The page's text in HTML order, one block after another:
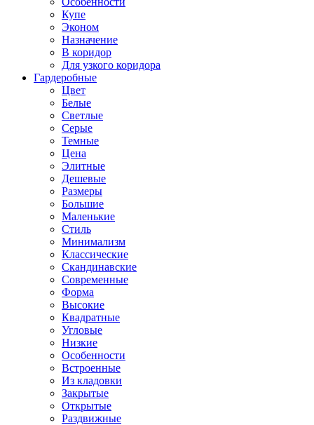
Купе
Эконом
Назначение
В коридор
Для узкого коридора
Гардеробные
Цвет
Белые
Светлые
Серые
Темные
Цена
Элитные
Дешевые
Размеры
Большие
Маленькие
Стиль
Минимализм
Классические
Скандинавские
Современные
Форма
Высокие
Квадратные
Угловые
Низкие
Особенности
Встроенные
Из кладовки
Закрытые
Открытые
Раздвижные